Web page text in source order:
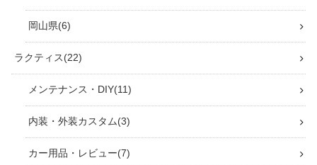
岡山県 6
ラクティス 22
メンテナンス・DIY 11
内装・外装カスタム 3
カー用品・レビュー 7